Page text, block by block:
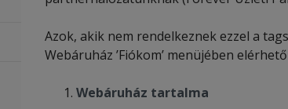
Azok, akik nem rendelkeznek ezzel a
Webáruház ’Fiókom’ menüjében
Webáruház tartalma